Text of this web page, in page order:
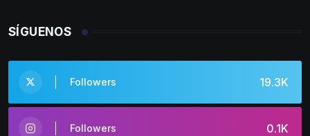
SÍGUENOS
19.3K
Followers
0.1K
Followers